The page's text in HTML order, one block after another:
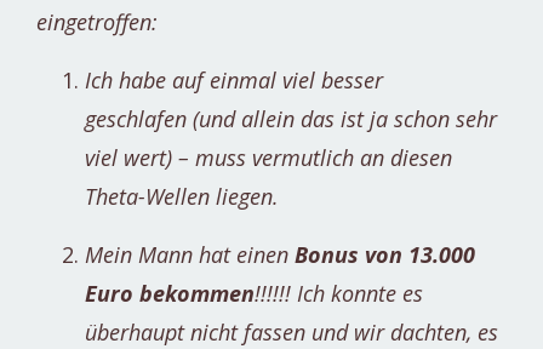
eingetroffen:
Ich habe auf einmal viel besser
geschlafen (und allein das ist ja schon sehr
viel wert) – muss vermutlich an diesen
Theta-Wellen liegen.
Mein Mann hat einen Bonus von 13.000
Euro bekommen!!!!!! Ich konnte es
überhaupt nicht fassen und wir dachten, es